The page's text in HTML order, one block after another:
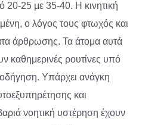
20-25 με 35-40. Η κινητική
ο λόγος τους φτωχός και
άρθρωσης. Τα άτομα αυτά
καθημερινές ρουτίνες υπό
Υπάρχει ανάγκη
και
νοητική υστέρηση έχουν